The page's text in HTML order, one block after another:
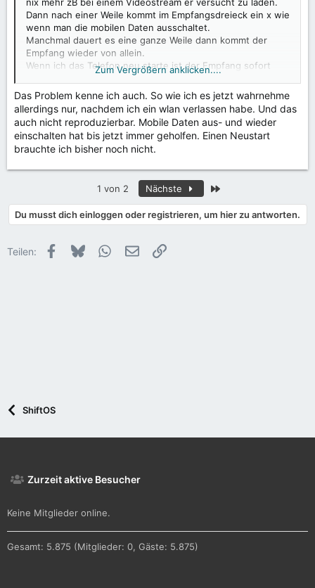
Dann nach einer Weile kommt im Empfangsdreieck ein x wie
wenn man die mobilen Daten ausschaltet.
Manchmal dauert es eine ganze Weile dann kommt der
Empfang wieder von allein.
Wenn ich das Telefon neu starte ist der Empfang sofort
Es passiert sowohl wenn ich in Bewegung bin als auch
stationär.
Der Telefonempfang wird weiterhin angezeigt und ist
vorhanden.
Es tritt an machen tagen gehäuft auf alle ca. 15 min oder
halbe std. dann wieder mal mehrere Tage gar nicht.
Es trat vorher glaube ich noch nicht auf.
Falls jemand eine Idee zur Behebung hat gerne senden.
Hat das Phänomen noch jemand?
Zum Vergrößern anklicken....
Das Problem kenne ich auch. So wie ich es jetzt wahrnehme
allerdings nur, nachdem ich ein wlan verlassen habe. Und das
auch nicht reproduzierbar. Mobile Daten aus- und wieder
einschalten hat bis jetzt immer geholfen. Einen Neustart
brauchte ich bisher noch nicht.
1 von 2 Nächste
Du musst dich einloggen oder registrieren, um hier zu antworten.
Teilen: Facebook
Bluesky WhatsApp
E-MailLink
ShiftOS
Zurzeit aktive Besucher
Keine Mitglieder online.
Gesamt: 5.875 (Mitglieder: 0, Gäste: 5.875)